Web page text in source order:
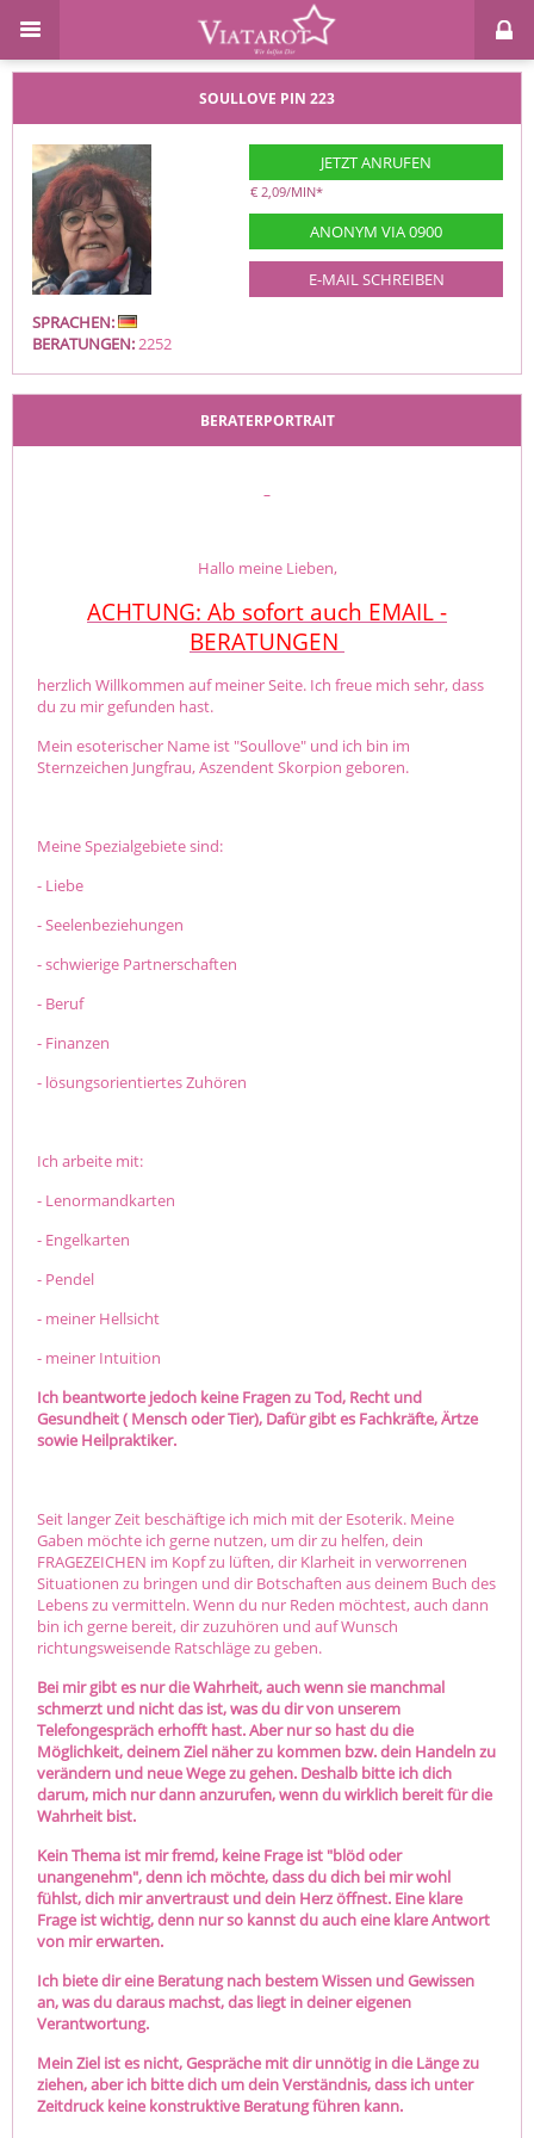
SPRACHEN:
BERATUNGEN: 2252
SOULLOVE PIN 223
JETZT ANRUFEN
€ 2,09/MIN*
ANONYM VIA 0900
E-MAIL SCHREIBEN
BERATERPORTRAIT
Hallo meine Lieben,
ACHTUNG: Ab sofort auch EMAIL -
BERATUNGEN
herzlich Willkommen auf meiner Seite. Ich freue mich sehr, dass
du zu mir gefunden hast.
Mein esoterischer Name ist "Soullove" und ich bin im
Sternzeichen Jungfrau, Aszendent Skorpion geboren.
Meine Spezialgebiete sind:
- Liebe
- Seelenbeziehungen
- schwierige Partnerschaften
- Beruf
- Finanzen
- lösungsorientiertes Zuhören
Ich arbeite mit:
- Lenormandkarten
- Engelkarten
- Pendel
- meiner Hellsicht
- meiner Intuition
Ich beantworte jedoch keine Fragen zu Tod, Recht und
Gesundheit ( Mensch oder Tier), Dafür gibt es Fachkräfte, Ärtze
sowie Heilpraktiker.
Seit langer Zeit beschäftige ich mich mit der Esoterik. Meine
Gaben möchte ich gerne nutzen, um dir zu helfen, dein
FRAGEZEICHEN im Kopf zu lüften, dir Klarheit in verworrenen
Situationen zu bringen und dir Botschaften aus deinem Buch des
Lebens zu vermitteln. Wenn du nur Reden möchtest, auch dann
bin ich gerne bereit, dir zuzuhören und auf Wunsch
richtungsweisende Ratschläge zu geben.
Bei mir gibt es nur die Wahrheit, auch wenn sie manchmal
schmerzt und nicht das ist, was du dir von unserem
Telefongespräch erhofft hast. Aber nur so hast du die
Möglichkeit, deinem Ziel näher zu kommen bzw. dein Handeln zu
verändern und neue Wege zu gehen. Deshalb bitte ich dich
darum, mich nur dann anzurufen, wenn du wirklich bereit für die
Wahrheit bist.
Kein Thema ist mir fremd, keine Frage ist "blöd oder
unangenehm", denn ich möchte, dass du dich bei mir wohl
fühlst, dich mir anvertraust und dein Herz öffnest. Eine klare
Frage ist wichtig, denn nur so kannst du auch eine klare Antwort
von mir erwarten.
Ich biete dir eine Beratung nach bestem Wissen und Gewissen
an, was du daraus machst, das liegt in deiner eigenen
Verantwortung.
Mein Ziel ist es nicht, Gespräche mit dir unnötig in die Länge zu
ziehen, aber ich bitte dich um dein Verständnis, dass ich unter
Zeitdruck keine konstruktive Beratung führen kann.